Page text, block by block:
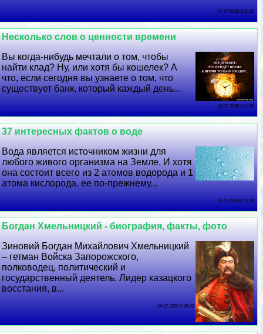
07 07 2026 8:30:31
Несколько слов о ценности времени
Вы когда-нибудь мечтали о том, чтобы
найти клад? Ну, или хотя бы кошелек? А
что, если сегодня вы узнаете о том, что
существует банк, который каждый день...
06 07 2026 9:17:44
37 интересных фактов о воде
Вода является источником жизни для
любого живого организма на Земле. И хотя
она состоит всего из 2 атомов водорода и 1
атома кислорода, ее по-прежнему...
05 07 2026 4:18:39
Богдан Хмельницкий - биография, факты, фото
Зиновий Богдан Михайлович Хмельницкий
– гетман Войска Запорожского,
полководец, политический и
государственный деятель. Лидер казацкого
восстания, в...
04 07 2026 0:48:20